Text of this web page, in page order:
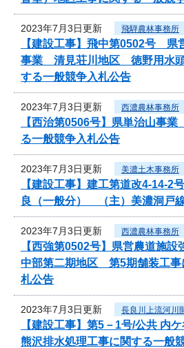
2023年7月3日更新 飛騨農林事務所
【建設工事】飛中第0502号 県
事業 清見荘川地区 徳野用水頭
する一般競争入札公告
2023年7月3日更新 西濃農林事務所
【西治第0506号】県単治山事
る一般競争入札公告
2023年7月3日更新 美濃土木事務所
【建設工事】建工第道改4-14-
良（一般分） （主）美濃洞
2023年7月3日更新 西濃農林事務所
【西強第0502号】県営農道施
中部第二期地区 第5期舗装工事
札公告
2023年7月3日更新 長良川上流河川
【建設工事】第5－1号/公共 内
熊沢排水処理工事に関する一般